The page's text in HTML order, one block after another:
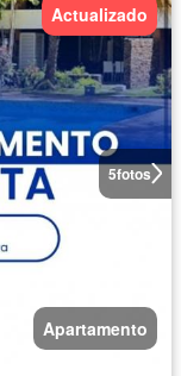
5fotos
Actualizado
Apartamento